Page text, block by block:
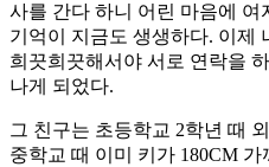
사를 간다 하니 어린 마음에
기억이 지금도 생생하다. 이제
희끗희끗해서야 서로 연락을
나게 되었다.
그 친구는 초등학교 2학년 때
중학교 때 이미 키가 180CM